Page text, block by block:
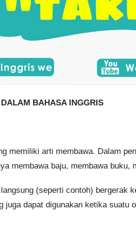
BAHASA INGGRIS
memiliki arti membawa. Dalam
membawa baju, membawa buku,
(seperti contoh) bergerak
juga dapat digunakan ketika suatu